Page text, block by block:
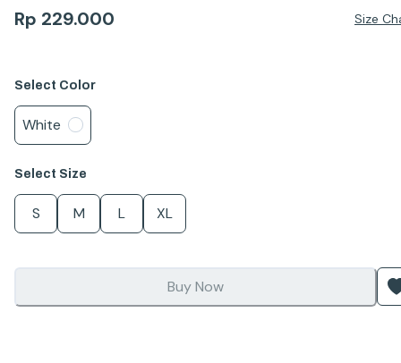
Rp 229.000 Size
Select Color
White
Select Size
S M L XL
Buy Now